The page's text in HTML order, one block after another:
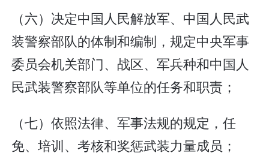
（六）决定中国人民解放军、中国人民武
装警察部队的体制和编制，规定中央军事
委员会机关部门、战区、军兵种和中国人
民武装警察部队等单位的任务和职责；
（七）依照法律、军事法规的规定，任
免、培训、考核和奖惩武装力量成员；